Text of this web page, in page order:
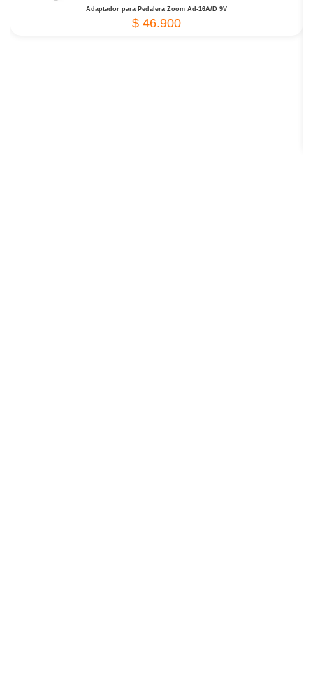
Adaptador para Pedalera Zoom Ad-16A/D 9V
$ 46.900